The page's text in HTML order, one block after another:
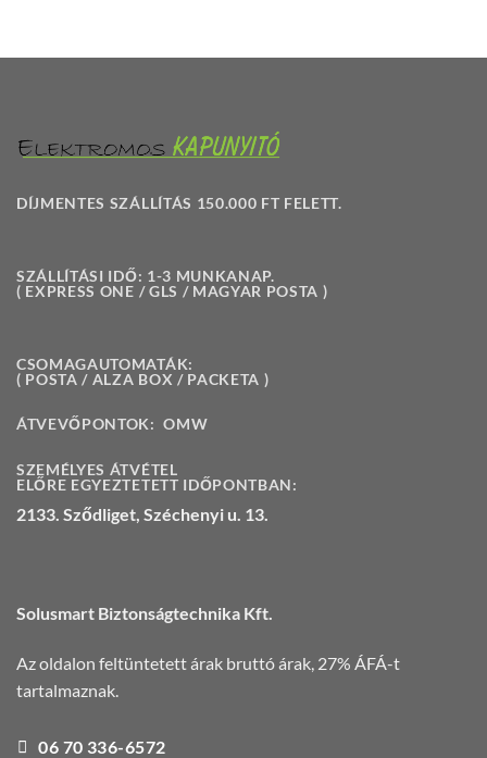
DÍJMENTES SZÁLLÍTÁS 150.000 FT FELETT.
SZÁLLÍTÁSI IDŐ: 1-3 MUNKANAP.
( EXPRESS ONE / GLS / MAGYAR POSTA )
CSOMAGAUTOMATÁK:
( POSTA / ALZA BOX / PACKETA )
ÁTVEVŐPONTOK:OMW
SZEMÉLYES ÁTVÉTEL
ELŐRE EGYEZTETETT IDŐPONTBAN:
2133. Sződliget, Széchenyi u. 13.
Solusmart Biztonságtechnika Kft.
Az oldalon feltüntetett árak bruttó árak, 27% ÁFÁ-t
tartalmaznak.
06 70 336-6572